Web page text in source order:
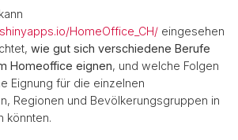
HomeOffice_CH/ eingesehen
wie gut sich verschiedene Berufe
Homeoffice eignen, und welche Folgen
Eignung für die einzelnen
Regionen und Bevölkerungsgruppen in
könnten.